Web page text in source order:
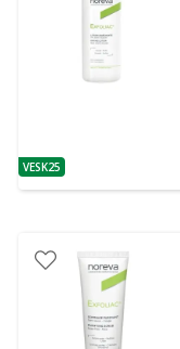
patarimas
VESK25